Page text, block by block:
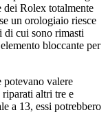
dei Rolex totalmente
un orologiaio riesce
di cui sono rimasti
bloccante per
valere
altri tre e
a 13, essi potrebbero